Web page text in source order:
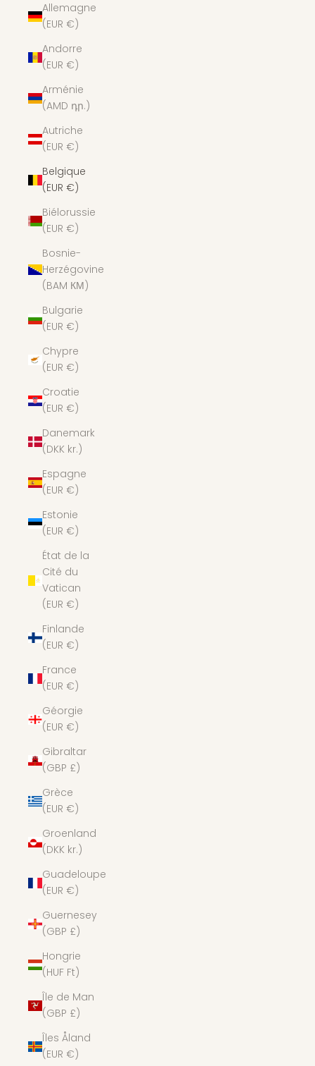
Allemagne
(EUR €)
Andorre
(EUR €)
Arménie
(AMD դր.)
Autriche
(EUR €)
Belgique
(EUR €)
Biélorussie
(EUR €)
Bosnie-
Herzégovine
(BAM КМ)
Bulgarie
(EUR €)
Chypre
(EUR €)
Croatie
(EUR €)
Danemark
(DKK kr.)
Espagne
(EUR €)
Estonie
(EUR €)
État de la
Cité du
Vatican
(EUR €)
Finlande
(EUR €)
France
(EUR €)
Géorgie
(EUR €)
Gibraltar
(GBP £)
Grèce
(EUR €)
Groenland
(DKK kr.)
Guadeloupe
(EUR €)
Guernesey
(GBP £)
Hongrie
(HUF Ft)
Île de Man
(GBP £)
Îles Åland
(EUR €)